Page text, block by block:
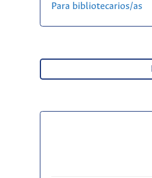
Para bibliotecarios/as